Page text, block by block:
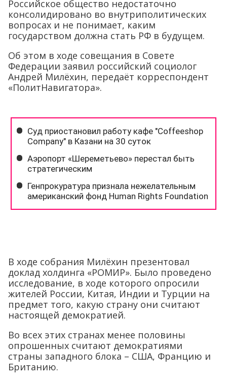
Российское общество недостаточно
консолидировано во внутриполитических
вопросах и не понимает, каким
государством должна стать РФ в будущем.
Об этом в ходе совещания в Совете
Федерации заявил российский социолог
Андрей Милёхин, передаёт корреспондент
«ПолитНавигатора».
В ходе собрания Милёхин презентовал
доклад холдинга «РОМИР». Было проведено
исследование, в ходе которого опросили
жителей России, Китая, Индии и Турции на
предмет того, какую страну они считают
настоящей демократией.
Во всех этих странах менее половины
опрошенных считают демократиями
страны западного блока – США, Францию и
Британию.